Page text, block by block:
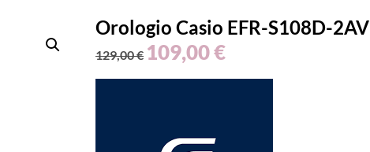
Orologio Casio EFR-S108D-2AV
129,00€ 109,00€